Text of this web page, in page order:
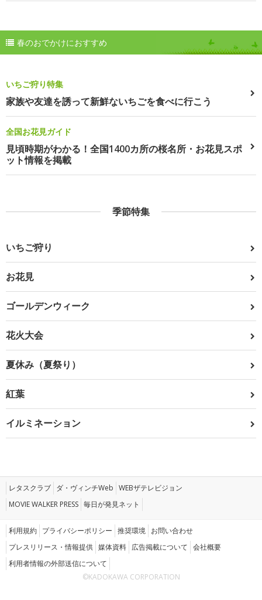
春のおでかけにおすすめ
いちご狩り特集
家族や友達を誘って新鮮ないちごを食べに行こう
全国お花見ガイド
見頃時期がわかる！全国1400カ所の桜名所・お花見スポ
ット情報を掲載
季節特集
いちご狩り
お花見
ゴールデンウィーク
花火大会
夏休み（夏祭り）
紅葉
イルミネーション
レタスクラブ ダ・ヴィンチWeb WEBザテレビジョン
MOVIE WALKER PRESS 毎日が発見ネット
利用規約 プライバシーポリシー 推奨環境 お問い合わせ
プレスリリース・情報提供 媒体資料 広告掲載について 会社概要
利用者情報の外部送信について
©KADOKAWA CORPORATION